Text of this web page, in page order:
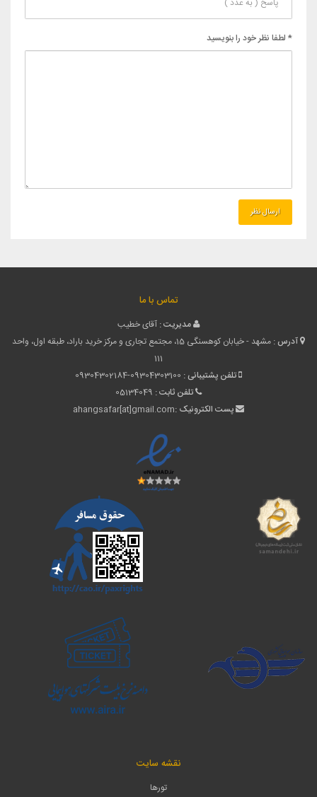
* لطفا نظر خود را بنویسید
تماس با ما
مدیریت : آقای خطیب
آدرس :
مشهد - خیابان کوهسنگی 15، مجتمع تجاری و مرکز خرید باراد، طبقه اول، واحد
111
تلفن پشتیبانی : 09304302184-09304303100
تلفن ثابت : 05134049
پست الکترونیک :ahangsafar[at]gmail.com
نقشه سایت
تورها